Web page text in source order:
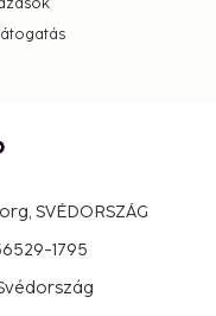
SVÉDORSZÁG
1795